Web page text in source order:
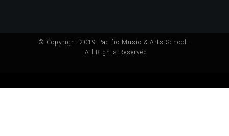
© Copyright 2019 Pacific Music & Arts School –
All Rights Reserved